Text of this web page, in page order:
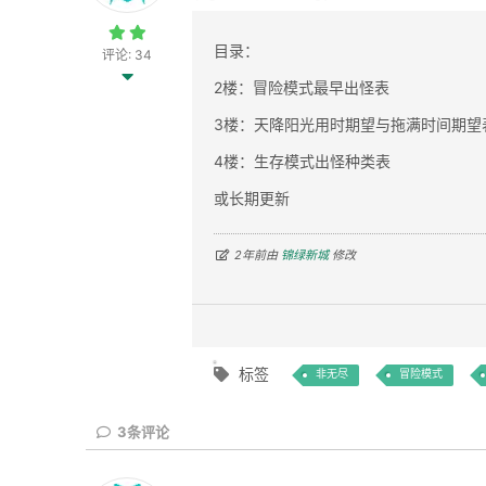
评论: 34
目录：
2楼：冒险模式最早出怪表
3楼：天降阳光用时期望与拖满时间期望
4楼：生存模式出怪种类表
或长期更新
2年前由 锦绿新城修改
标签 非无尽 冒险模式
3条评论